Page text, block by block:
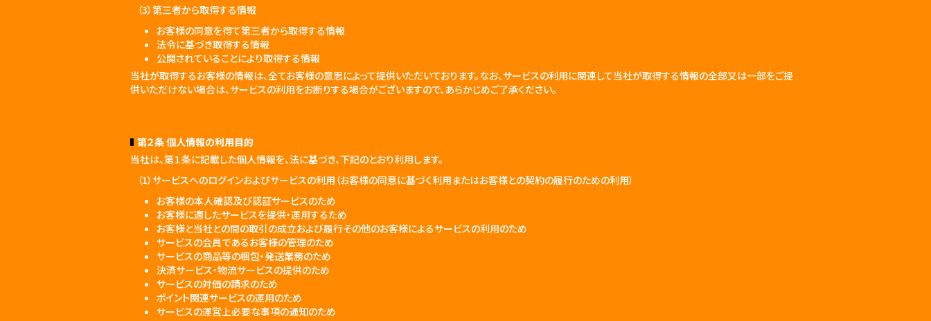
（3）第三者から取得する情報
お客様の同意を得て第三者から取得する情報
法令に基づき取得する情報
公開されていることにより取得する情報
当社が取得するお客様の情報は、全てお客様の意思によって提供いただいております。なお、サービスの利用に関連して当社が取得する情報の全部又は一部をご提
供いただけない場合は、サービスの利用をお断りする場合がございますので、あらかじめご了承ください。
第２条 個人情報の利用目的
当社は、第１条に記載した個人情報を、法に基づき、下記のとおり利用します。
（1）サービスへのログインおよびサービスの利用（お客様の同意に基づく利用またはお客様との契約の履行のための利用）
お客様の本人確認及び認証サービスのため
お客様に適したサービスを提供・運用するため
お客様と当社との間の取引の成立および履行その他のお客様によるサービスの利用のため
サービスの会員であるお客様の管理のため
サービスの商品等の梱包・発送業務のため
決済サービス・物流サービスの提供のため
サービスの対価の請求のため
ポイント関連サービスの運用のため
サービスの運営上必要な事項の通知のため